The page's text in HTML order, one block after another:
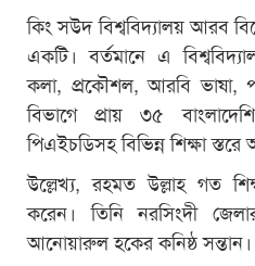
কিং সউদ বিশ্ববিদ্যালয় আরব
একটি। বর্তমানে এ
কলা, প্রকৌশল, আরবি ভাষা,
বিভাগে প্রায় ৩৫ বাংলাদেশি
পিএইচডিসহ বিভিন্ন শিক্ষা
উল্লেখ্য, রহমত উল্লাহ গত
করেন। তিনি নরসিংদী
আনোয়ারুল হকের কনিষ্ঠ সন্তান।